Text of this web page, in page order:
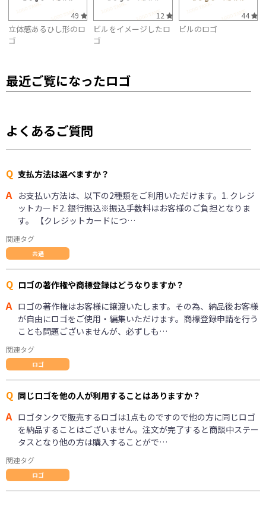
49
立体感あるひし形のロ
ゴ
12
ビルをイメージしたロ
ゴ
44
ビルのロゴ
最近ご覧になったロゴ
よくあるご質問
Q 支払方法は選べますか？
A お支払い方法は、以下の2種類をご利用いただけます。1. クレジ
ットカード2. 銀行振込※振込手数料はお客様のご負担となりま
す。 【クレジットカードにつ…
関連タグ
共通
Q ロゴの著作権や商標登録はどうなりますか？
A ロゴの著作権はお客様に譲渡いたします。その為、納品後お客様
が自由にロゴをご使用・編集いただけます。商標登録申請を行う
ことも問題ございませんが、必ずしも…
関連タグ
ロゴ
Q 同じロゴを他の人が利用することはありますか？
A ロゴタンクで販売するロゴは1点ものですので他の方に同じロゴ
を納品することはございません。注文が完了すると商談中ステー
タスとなり他の方は購入することがで…
関連タグ
ロゴ